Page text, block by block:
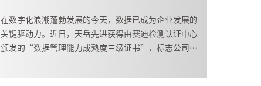
在数字化浪潮蓬勃发展的今天，数据已成为企业发展的
关键驱动力。近日，天岳先进获得由赛迪检测认证中心
颁发的“数据管理能力成熟度三级证书”，标志公司在